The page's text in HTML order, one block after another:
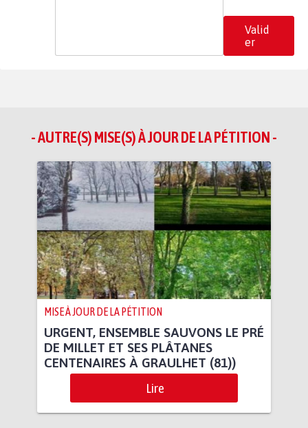
Valid
er
- AUTRE(S) MISE(S) À JOUR DE LA PÉTITION -
MISE À JOUR DE LA PÉTITION
URGENT, ENSEMBLE SAUVONS LE PRÉ
DE MILLET ET SES PLÂTANES
CENTENAIRES À GRAULHET (81))
Lire